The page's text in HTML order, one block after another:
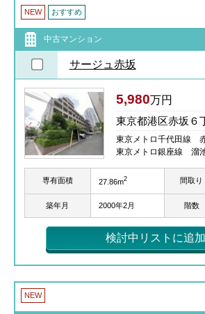
NEW おすすめ
中古マンション
サージュ赤坂
5,980万円
東京都港区赤坂６
東京メトロ千代田線
東京メトロ銀座線 溜
専有面積 27.86m2 間取り
築年月 2000年2月 階数
検討中リストに追加
NEW